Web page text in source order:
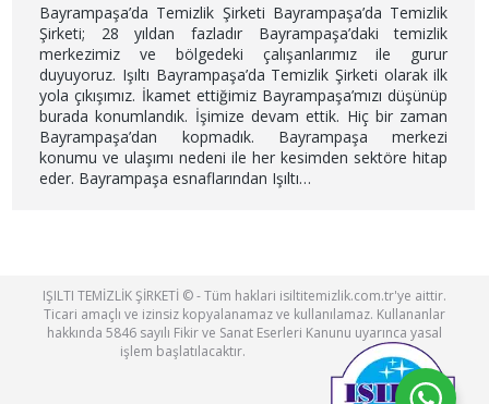
Bayrampaşa’da Temizlik Şirketi Bayrampaşa’da Temizlik
Şirketi; 28 yıldan fazladır Bayrampaşa’daki temizlik
merkezimiz ve bölgedeki çalışanlarımız ile gurur
duyuyoruz. Işıltı Bayrampaşa’da Temizlik Şirketi olarak ilk
yola çıkışımız. İkamet ettiğimiz Bayrampaşa’mızı düşünüp
burada konumlandık. İşimize devam ettik. Hiç bir zaman
Bayrampaşa’dan kopmadık. Bayrampaşa merkezi
konumu ve ulaşımı nedeni ile her kesimden sektöre hitap
eder. Bayrampaşa esnaflarından Işıltı…
IŞILTI TEMİZLİK ŞİRKETİ © - Tüm haklari isiltitemizlik.com.tr'ye aittir.
Ticari amaçlı ve izinsiz kopyalanamaz ve kullanılamaz. Kullananlar
hakkında 5846 sayılı Fikir ve Sanat Eserleri Kanunu uyarınca yasal
işlem başlatılacaktır.